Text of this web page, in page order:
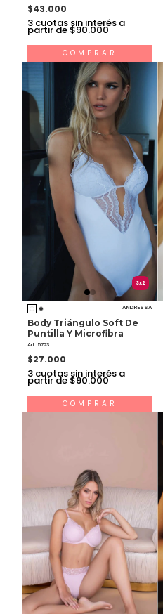
$43.000
3 cuotas sin interés a
partir de $90.000
COMPRAR
3x2
ANDRESSA
Body Triángulo Soft De
Puntilla Y Microfibra
Art. 5723
$27.000
3 cuotas sin interés a
partir de $90.000
COMPRAR